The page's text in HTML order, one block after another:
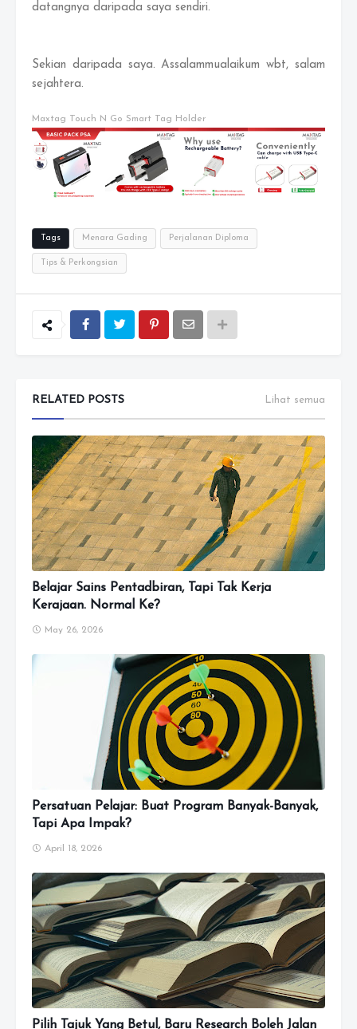
datangnya daripada saya sendiri.
Sekian daripada saya. Assalammualaikum wbt, salam
sejahtera.
Maxtag Touch N Go Smart Tag Holder
Tags Menara Gading Perjalanan Diploma
Tips & Perkongsian
RELATED POSTS Lihat semua
Belajar Sains Pentadbiran, Tapi Tak Kerja
Kerajaan. Normal Ke?
May 26, 2026
Persatuan Pelajar: Buat Program Banyak-Banyak,
Tapi Apa Impak?
April 18, 2026
Pilih Tajuk Yang Betul, Baru Research Boleh Jalan